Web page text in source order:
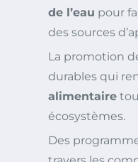
de l’eau pour
des sources
La promotion
durables qui
alimentaire
écosystèmes.
Des